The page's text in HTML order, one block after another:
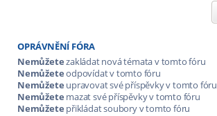
OPRÁVNĚNÍ FÓRA
Nemůžetezakládat nová témata v tomto fóru
Nemůžeteodpovídat v tomto fóru
Nemůžete upravovat své příspěvky v tomto fóru
Nemůžete mazat své příspěvky v tomto fóru
Nemůžete přikládat soubory v tomto fóru